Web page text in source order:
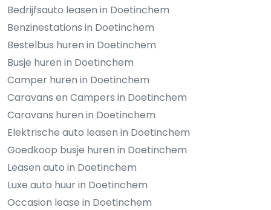
Bedrijfsauto leasen in Doetinchem
Benzinestations in Doetinchem
Bestelbus huren in Doetinchem
Busje huren in Doetinchem
Camper huren in Doetinchem
Caravans en Campers in Doetinchem
Caravans huren in Doetinchem
Elektrische auto leasen in Doetinchem
Goedkoop busje huren in Doetinchem
Leasen auto in Doetinchem
Luxe auto huur in Doetinchem
Occasion lease in Doetinchem